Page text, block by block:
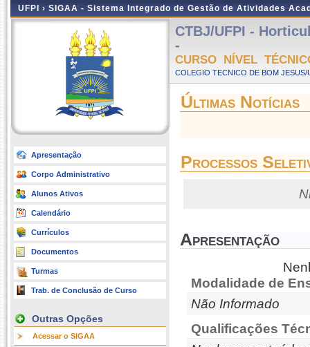
UFPI › SIGAA - Sistema Integrado de Gestão de Atividades
Apresentação
Corpo Administrativo
Alunos Ativos
Calendário
Currículos
Documentos
Turmas
Trab. de Conclusão de Curso
Outras Opções
Acessar o SIGAA
CTBJ/UFPI -
-
CURSO NÍVEL
COLEGIO TECNICO DE BOM JESUS/
Últimas Notícias
Processos
Apresentação
Modalidade de
Não Informado
Qualificações